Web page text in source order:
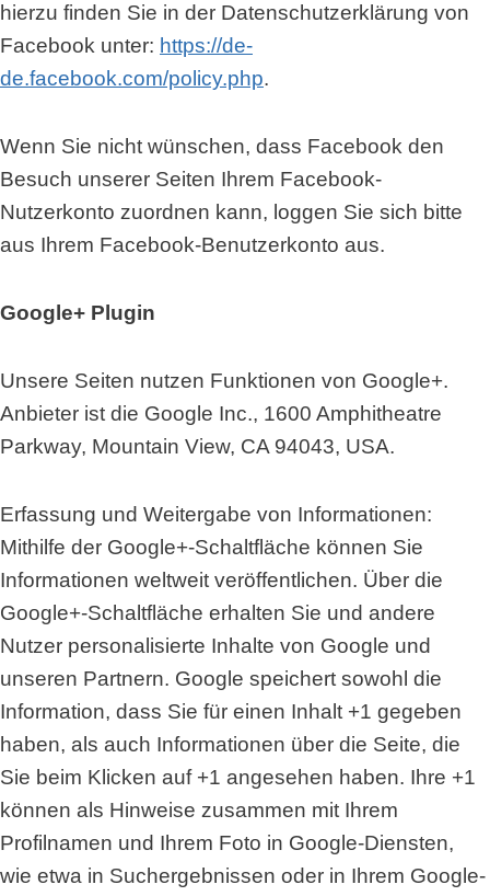
hierzu finden Sie in der Datenschutzerklärung von
Facebook unter: https://de-
de.facebook.com/policy.php.
Wenn Sie nicht wünschen, dass Facebook den
Besuch unserer Seiten Ihrem Facebook-
Nutzerkonto zuordnen kann, loggen Sie sich bitte
aus Ihrem Facebook-Benutzerkonto aus.
Google+ Plugin
Unsere Seiten nutzen Funktionen von Google+.
Anbieter ist die Google Inc., 1600 Amphitheatre
Parkway, Mountain View, CA 94043, USA.
Erfassung und Weitergabe von Informationen:
Mithilfe der Google+-Schaltfläche können Sie
Informationen weltweit veröffentlichen. Über die
Google+-Schaltfläche erhalten Sie und andere
Nutzer personalisierte Inhalte von Google und
unseren Partnern. Google speichert sowohl die
Information, dass Sie für einen Inhalt +1 gegeben
haben, als auch Informationen über die Seite, die
Sie beim Klicken auf +1 angesehen haben. Ihre +1
können als Hinweise zusammen mit Ihrem
Profilnamen und Ihrem Foto in Google-Diensten,
wie etwa in Suchergebnissen oder in Ihrem Google-